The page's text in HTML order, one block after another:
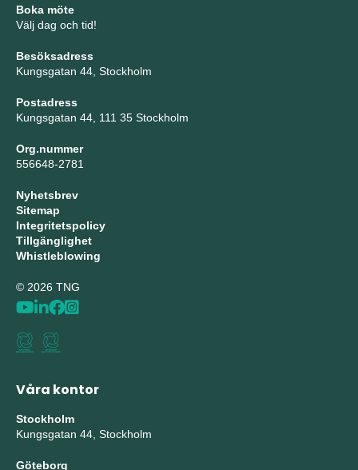
Boka möte
Välj dag och tid!
Besöksadress
Kungsgatan 44, Stockholm
Postadress
Kungsgatan 44, 111 35 Stockholm
Org.nummer
556648-2781
Nyhetsbrev
Sitemap
Integritetspolicy
Tillgänglighet
Whistleblowing
© 2026 TNG
Våra kontor
Stockholm
Kungsgatan 44, Stockholm
Göteborg